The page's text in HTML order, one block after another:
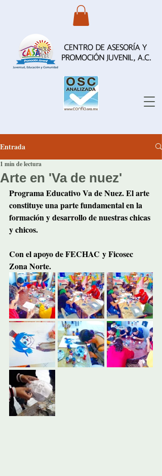
Entrada
Arte en 'Va de nuez'
1 min de lectura
Programa Educativo Va de Nuez. El arte
constituye una parte fundamental en la
formación y desarrollo de nuestras chicas
y chicos.
Con el apoyo de FECHAC y Ficosec
Zona Norte.